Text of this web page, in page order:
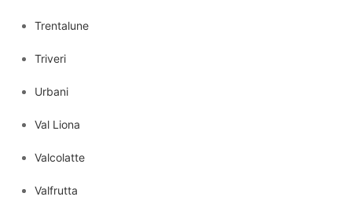
Trentalune
Triveri
Urbani
Val Liona
Valcolatte
Valfrutta